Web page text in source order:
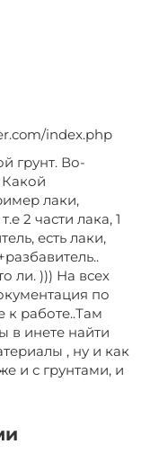
index.php
грунт. Во-
Какой
лаки,
2 части лака, 1
есть лаки,
ли. ))) На всех
по
работе..Там
в инете найти
, ну и как
и с грунтами, и